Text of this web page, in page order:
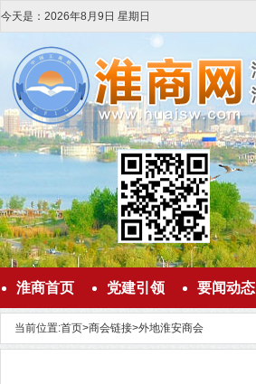
今天是： 2026年8 月 9 日 星期日
淮商首页 党建引领 要闻动态
当前位置:首页>商会链接>外地淮安商会